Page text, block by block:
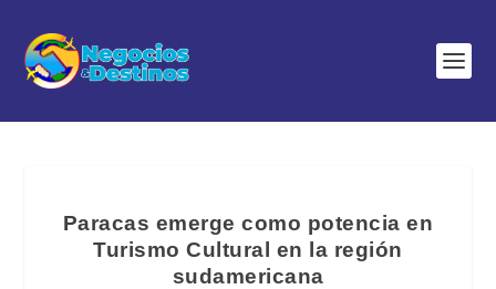
Paracas emerge como potencia en
Turismo Cultural en la región
sudamericana